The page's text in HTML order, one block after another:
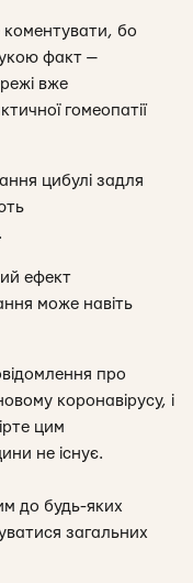
коментувати, бо
факт —
вже
гомеопатії
цибулі задля
.
ефект
може навіть
про
коронавірусу, і
цим
не існує.
до будь-яких
загальних